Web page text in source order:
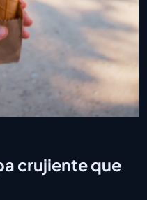
crujiente que